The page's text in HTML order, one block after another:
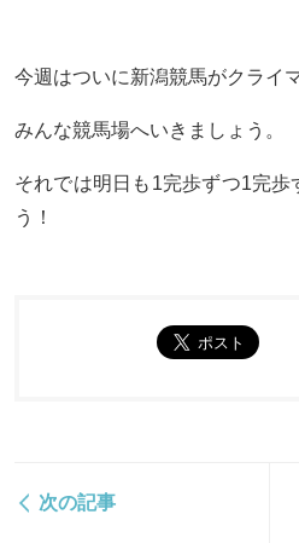
今週はついに新潟競馬がクライ
みんな競馬場へいきましょう。
それでは明日も1完歩ずつ1完歩
う！
次の記事